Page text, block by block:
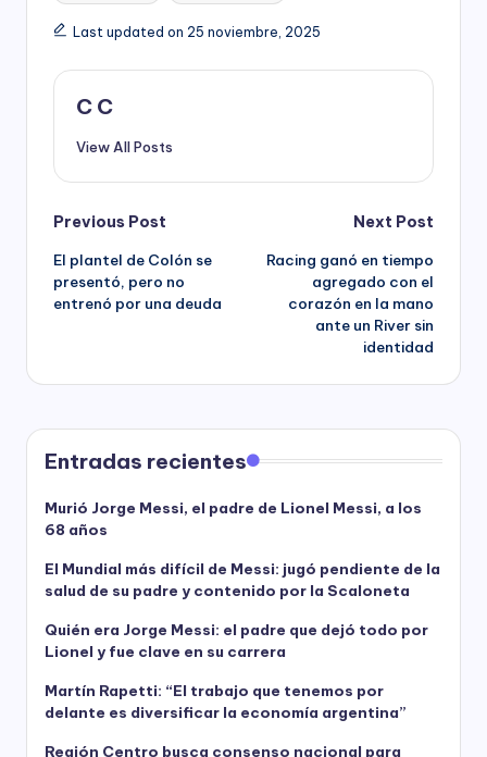
Last updated on 25 noviembre, 2025
C C
View All Posts
Post
navigation
Previous Post
El plantel de Colón se
presentó, pero no
entrenó por una deuda
Next Post
Racing ganó en tiempo
agregado con el
corazón en la mano
ante un River sin
identidad
Entradas recientes
Murió Jorge Messi, el padre de Lionel Messi, a los
68 años
El Mundial más difícil de Messi: jugó pendiente de la
salud de su padre y contenido por la Scaloneta
Quién era Jorge Messi: el padre que dejó todo por
Lionel y fue clave en su carrera
Martín Rapetti: “El trabajo que tenemos por
delante es diversificar la economía argentina”
Región Centro busca consenso nacional para